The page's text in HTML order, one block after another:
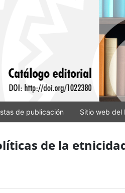
de publicación Sitio web del
de la